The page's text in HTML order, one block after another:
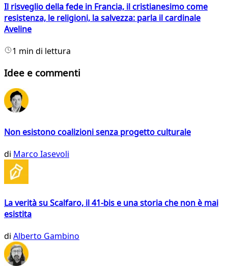
Il risveglio della fede in Francia, il cristianesimo come
resistenza, le religioni, la salvezza: parla il cardinale
Aveline
1 min di lettura
Idee e commenti
Non esistono coalizioni senza progetto culturale
di Marco Iasevoli
La verità su Scalfaro, il 41-bis e una storia che non è mai
esistita
di Alberto Gambino